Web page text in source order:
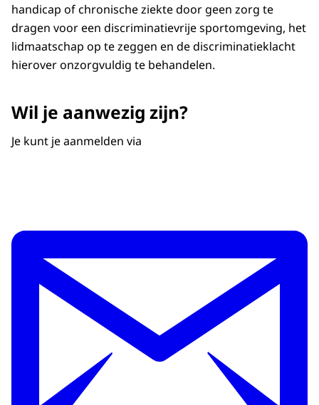
handicap of chronische ziekte door geen zorg te
dragen voor een discriminatievrije sportomgeving, het
lidmaatschap op te zeggen en de discriminatieklacht
hierover onzorgvuldig te behandelen.
Wil je aanwezig zijn?
Je kunt je aanmelden via